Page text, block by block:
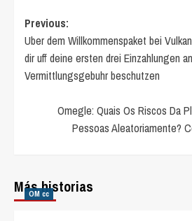
Post
navigation
Previous:
Uber dem Willkommenspaket bei
dir uff deine ersten drei Einzahlungen
Vermittlungsgebuhr beschutzen
Omegle: Quais Os Riscos Da
Pessoas Aleatoriamente?
Más historias
OM cc